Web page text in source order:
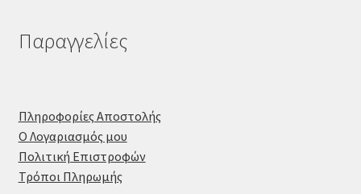
Παραγγελίες
Πληροφορίες Αποστολής
Ο Λογαριασμός μου
Πολιτική Επιστροφών
Τρόποι Πληρωμής